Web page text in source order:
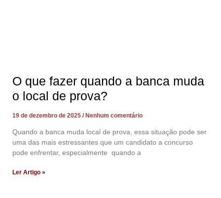
O que fazer quando a banca muda
o local de prova?
19 de dezembro de 2025 Nenhum comentário
Quando a banca muda local de prova, essa situação pode ser
uma das mais estressantes que um candidato a concurso
pode enfrentar, especialmente quando a
Ler Artigo »